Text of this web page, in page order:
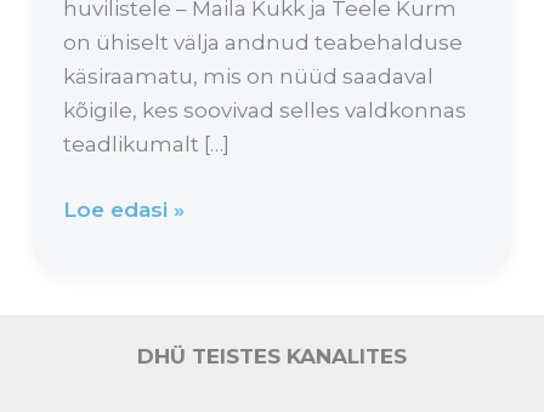
huvilistele – Maila Kukk ja Teele Kurm
on ühiselt välja andnud teabehalduse
käsiraamatu, mis on nüüd saadaval
kõigile, kes soovivad selles valdkonnas
teadlikumalt […]
Loe edasi »
DHÜ TEISTES KANALITES